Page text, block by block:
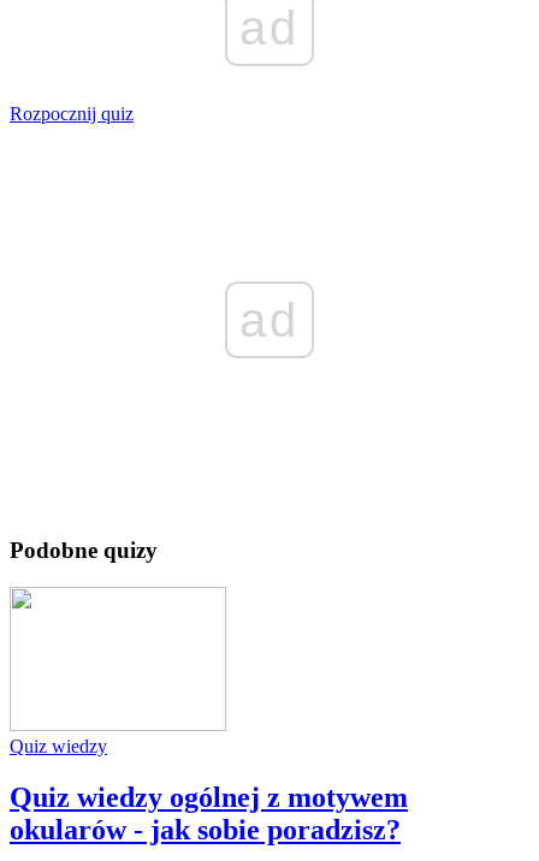
ad
Rozpocznij quiz
ad
Podobne quizy
Quiz wiedzy
Quiz wiedzy ogólnej z motywem
okularów - jak sobie poradzisz?